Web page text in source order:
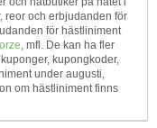
RSS
reor och erbjudanden för
för hästliniment
, mfl. De kan ha fler
kupongkoder,
under augusti,
om hästliniment finns